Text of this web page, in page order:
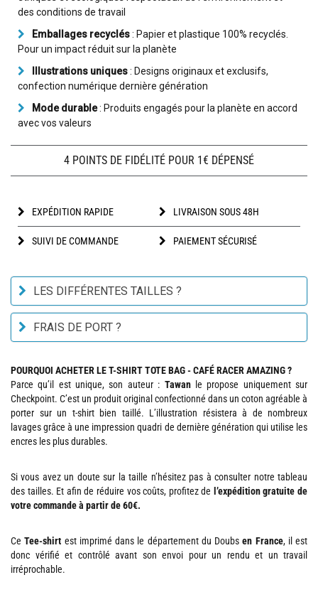
des conditions de travail
Emballages recyclés: Papier et plastique 100% recyclés.
Pour un impact réduit sur la planète
Illustrations uniques: Designs originaux et exclusifs,
confection numérique dernière génération
Mode durable: Produits engagés pour la planète en accord
avec vos valeurs
4 POINTS DE FIDÉLITÉ POUR 1€ DÉPENSÉ
EXPÉDITION RAPIDE LIVRAISON SOUS 48H
SUIVI DE COMMANDE PAIEMENT SÉCURISÉ
LES DIFFÉRENTES TAILLES ?
FRAIS DE PORT ?
POURQUOI ACHETER LE T-SHIRT TOTE BAG - CAFÉ RACER AMAZING ?
Parce qu’il est unique, son auteur : Tawanle propose uniquement sur
Checkpoint. C’est un produit original confectionné dans un coton agréable à
porter sur un t-shirt bien taillé. L’illustration résistera à de nombreux
lavages grâce à une impression quadri de dernière génération qui utilise les
encres les plus durables.
Si vous avez un doute sur la taille n’hésitez pas à consulter notre tableau
des tailles. Et afin de réduire vos coûts, profitez de l’expédition gratuite de
votre commande à partir de 60€.
CeTee-shirt est imprimé dans le département du Doubsen France, il est
donc vérifié et contrôlé avant son envoi pour un rendu et un travail
irréprochable.